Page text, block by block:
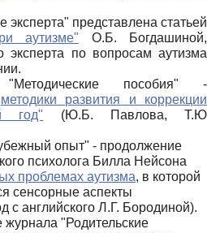
эксперта" представлена статьей
аутизме" О.Б. Богдашиной,
эксперта по вопросам аутизма
пособия" -
методики развития и коррекции
год" (Ю.Б. Павлова, Т.Ю
опыт" - продолжение
психолога Билла Нейсона
проблемах аутизма, в которой
сенсорные аспекты
с английского Л.Г. Бородиной).
журнала "Родительские